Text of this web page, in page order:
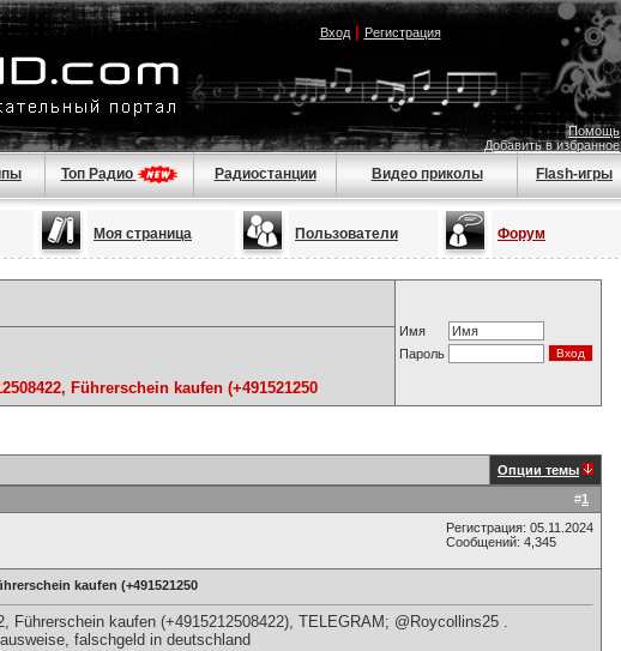
Вход| Регистрация
Помощь
Добавить в избранное
Топ Радио Радиостанции Видео приколы Flash-игры
Моя страница Пользователи Форум
Имя
Пароль
Führerschein kaufen (+491521250
Опции темы
#1
Регистрация: 05.11.2024
Сообщений: 4,345
kaufen (+491521250
Führerschein kaufen (+4915212508422), TELEGRAM; @Roycollins25 .
falschgeld in deutschland